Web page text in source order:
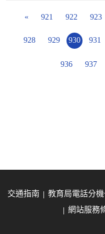
« 921 922 923
928 929 930 931
936 937
交通指南 教育局電話分
網站服務